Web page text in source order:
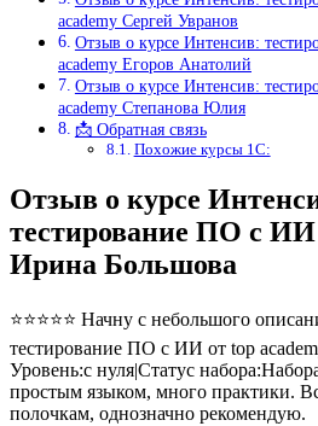
academy Сергей Увранов
Отзыв о курсе Интенсив:
academy Егоров Анатолий
Отзыв о курсе Интенсив:
academy Степанова Юлия
📩 Обратная связь
Похожие курсы 1С:
Отзыв о курсе
тестирование ПО с ИИ
Ирина Большова
⭐⭐⭐⭐⭐ Начну с небольшого
тестирование ПО с ИИ от top
Уровень:с нуля|Статус
простым языком, много практики.
полочкам, однозначно рекомендую.